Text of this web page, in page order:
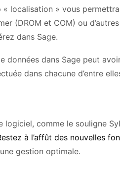
localisation » vous
(DROM et COM) ou
dans Sage.
données dans Sage peut
dans chacune d’entre
comme le souligne
à l’affût des nouvelles
gestion optimale.